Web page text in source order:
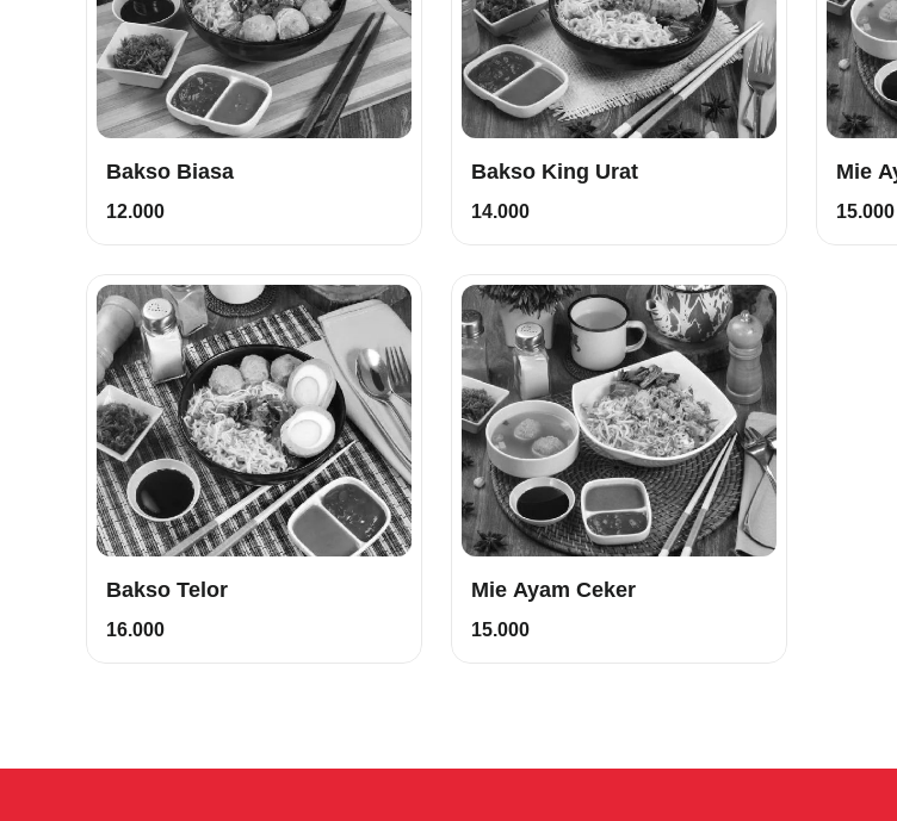
Bakso Biasa
12.000
Bakso King Urat
14.000
Mie
15.000
Bakso Telor
16.000
Mie Ayam Ceker
15.000